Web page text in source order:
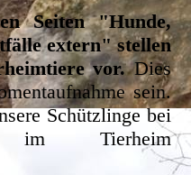
Seiten "Hunde,
extern" stellen
vor.Dies
sein.
Schützlinge bei
im Tierheim